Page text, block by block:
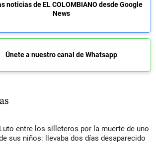
noticias de EL COLOMBIANO desde Google
News
Únete a nuestro canal de Whatsapp
Luto entre los silleteros por la muerte de uno
sus niños: llevaba dos días desaparecido